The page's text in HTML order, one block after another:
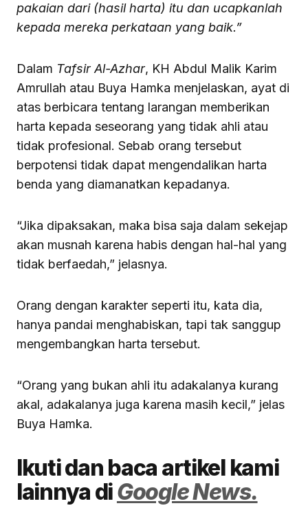
pakaian dari (hasil harta) itu dan ucapkanlah
kepada mereka perkataan yang baik.”
Dalam Tafsir Al-Azhar, KH Abdul Malik Karim
Amrullah atau Buya Hamka menjelaskan, ayat di
atas berbicara tentang larangan memberikan
harta kepada seseorang yang tidak ahli atau
tidak profesional. Sebab orang tersebut
berpotensi tidak dapat mengendalikan harta
benda yang diamanatkan kepadanya.
“Jika dipaksakan, maka bisa saja dalam sekejap
akan musnah karena habis dengan hal-hal yang
tidak berfaedah,” jelasnya.
Orang dengan karakter seperti itu, kata dia,
hanya pandai menghabiskan, tapi tak sanggup
mengembangkan harta tersebut.
“Orang yang bukan ahli itu adakalanya kurang
akal, adakalanya juga karena masih kecil,” jelas
Buya Hamka.
Ikuti dan baca artikel kami
lainnya diGoogle News.